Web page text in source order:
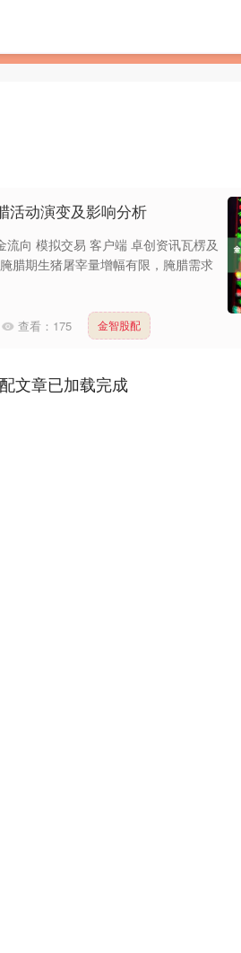
活动演变及影响分析
向 模拟交易 客户端 卓创资讯瓦楞及
腊期生猪屠宰量增幅有限，腌腊需求
查看： 175 金智股配
文章已加载完成